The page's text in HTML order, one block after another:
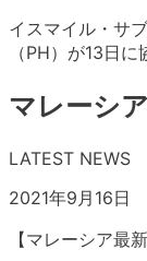
イスマイル・サ
（PH）が13日
マレーシ
LATEST NEWS
2021年9月16日
【マレーシア最